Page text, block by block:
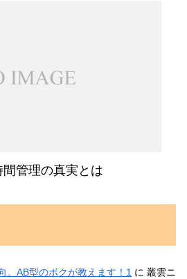
管理の真実とは
。AB型のボクが教えます！1 に 叢雲ニ